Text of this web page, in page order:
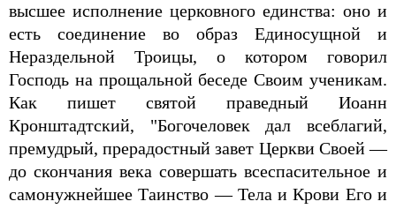
высшее исполнение церковного единства: оно и
есть соединение во образ Единосущной и
Нераздельной Троицы, о котором говорил
Господь на прощальной беседе Своим ученикам.
Как пишет святой праведный Иоанн
Кронштадтский, "Богочеловек дал всеблагий,
премудрый, прерадостный завет Церкви Своей —
до скончания века совершать всеспасительное и
самонужнейшее Таинство — Тела и Крови Его и